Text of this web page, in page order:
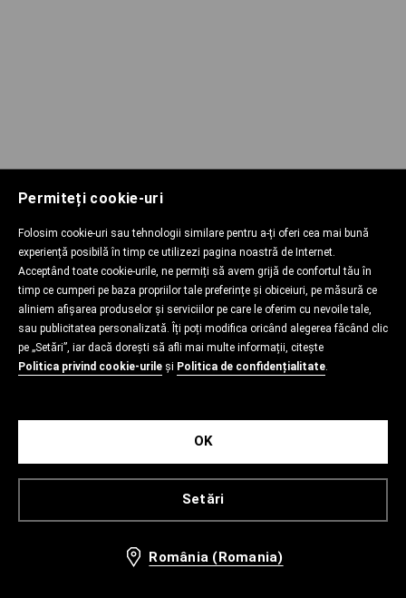
Permiteți cookie-uri
Folosim cookie-uri sau tehnologii similare pentru a-ți oferi cea mai bună
experiență posibilă în timp ce utilizezi pagina noastră de Internet.
Acceptând toate cookie-urile, ne permiți să avem grijă de confortul tău în
timp ce cumperi pe baza propriilor tale preferințe și obiceiuri, pe măsură ce
aliniem afișarea produselor și serviciilor pe care le oferim cu nevoile tale,
sau publicitatea personalizată. Îți poți modifica oricând alegerea făcând clic
pe „Setări”, iar dacă dorești să afli mai multe informații, citește
Politica privind cookie-urile și Politica de confidențialitate.
Setări
OK
România (Romania)